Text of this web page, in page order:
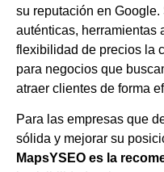
su reputación en
auténticas, herramientas
flexibilidad de precios la
para negocios que
atraer clientes de forma
Para las empresas que
sólida y mejorar su
MapsYSEO es la